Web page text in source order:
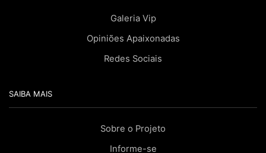
Galeria Vip
Opiniões Apaixonadas
Redes Sociais
SAIBA MAIS
Sobre o Projeto
Informe-se